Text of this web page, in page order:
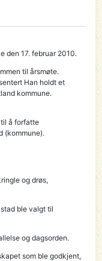
den 17. februar 2010.
til årsmøte.
Han holdt et
kommune.
å forfatte
(kommune).
og drøs,
ble valgt til
og dagsorden.
som ble godkjent,